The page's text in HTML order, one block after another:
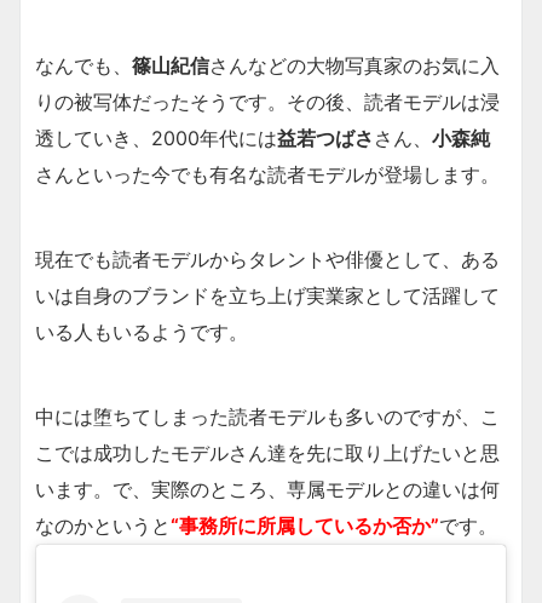
なんでも、 篠山紀信さんなどの大物写真家のお気に入
りの被写体だったそうです。その後、読者モデルは浸
透していき、2000年代には益若つばさ さん、 小森純
さんといった今でも有名な読者モデルが登場します。
現在でも読者モデルからタレントや俳優として、ある
いは自身のブランドを立ち上げ実業家として活躍して
いる人もいるようです。
中には堕ちてしまった読者モデルも多いのですが、こ
こでは成功したモデルさん達を先に取り上げたいと思
います。で、実際のところ、専属モデルとの違いは何
なのかというと“事務所に所属しているか否か”です。